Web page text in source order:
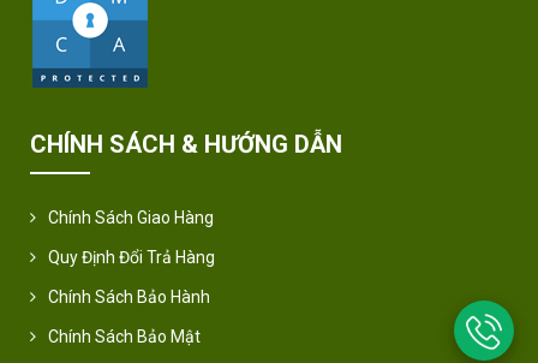
CHÍNH SÁCH & HƯỚNG DẪN
Chính Sách Giao Hàng
Quy Định Đổi Trả Hàng
Chính Sách Bảo Hành
Chính Sách Bảo Mật